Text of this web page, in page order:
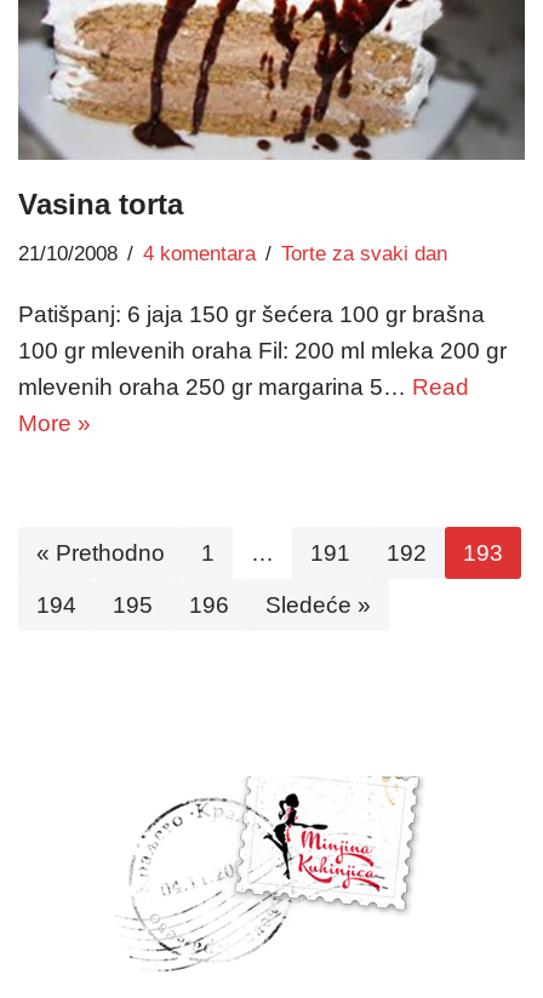
Vasina torta
21/10/2008 4 komentara Torte za svaki dan
Patišpanj: 6 jaja 150 gr šećera 100 gr brašna
100 gr mlevenih oraha Fil: 200 ml mleka 200 gr
mlevenih oraha 250 gr margarina 5… Read
More »
« Prethodno 1 … 191 192 193
194 195 196 Sledeće »